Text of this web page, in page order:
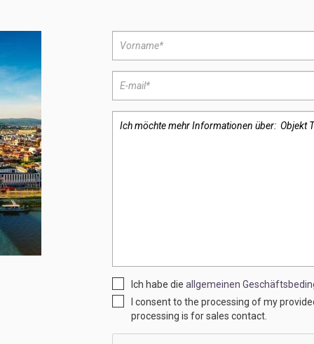
Ich habe die allgemeinen
I consent to the processing of my
processing is for sales contact.